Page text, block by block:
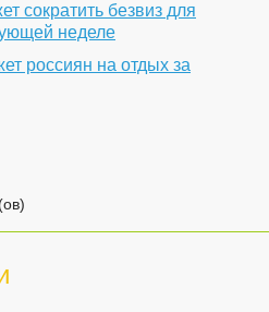
сократить безвиз для
неделе
россиян на отдых за